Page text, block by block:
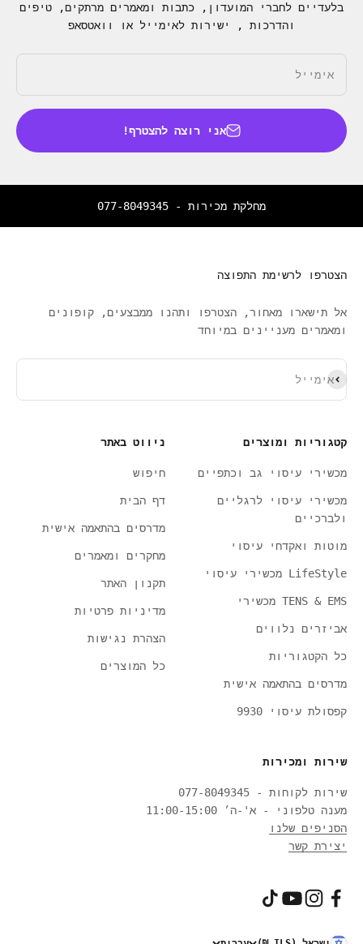
בלעדיים לחברי המועדון, כתבות ומאמרים מרתקים, טיפים
והדרכות , ישירות לאימייל או וואטסאפ
אימייל
אני רוצה להצטרף!
מחלקת מכירות - 077-8049345
הצטרפו לרשימת התפוצה
אל תישארו מאחור, הצטרפו ותהנו ממבצעים, קופונים
ומאמרים מעניינים במיוחד
אימייל
כמנוי
קטגוריות ומוצרים
מכשירי עיסוי גב וכתפיים
מכשירי עיסוי לרגליים
ולברכיים
מוטות ואקדחי עיסוי
LifeStyle מכשירי עיסוי
TENS & EMS מכשירי
אביזרים נלווים
כל הקטגוריות
מדרסים בהתאמה אישית
קפסולת עיסוי 9930
שירות ומכירות
שירות לקוחות - 077-8049345
מענה טלפוני - א'-ה׳ 11:00-15:00
הסניפים שלנו
יצירת קשר
ניווט באתר
חיפוש
דף הבית
מדרסים בהתאמה אישית
מחקרים ומאמרים
תקנון האתר
מדיניות פרטיות
הצהרת נגישות
כל המוצרים